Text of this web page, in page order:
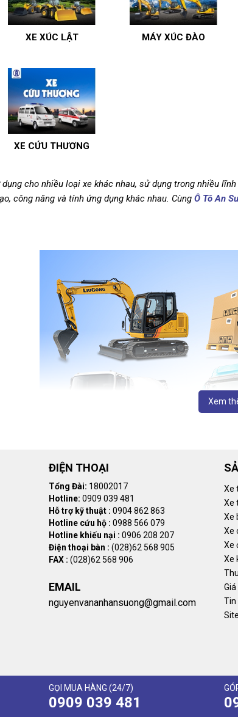
XE XÚC LẬT MÁY XÚC ĐÀO
XE CỨU THƯƠNG
cho nhiều loại xe khác nhau, sử dụng trong nhiều
công năng và tính ứng dụng khác nhau. Cùng Ô Tô An
Tổng các thương hiệu xe
chuyên dùng tiếng anh được gọi là specialized
số, cầu,... Sau đó được trang bị thêm các thùng, cẩu,
chở xăng dầu, xe bồn chở thức ăn chăn nuôi…
xe phun nhựa đường, xe bồn chở xi măng rời, xe lu,
Xem
ĐIỆN THOẠI
Tổng Đài: 18002017
Hotline: 0909 039 481
Hỗ trợ kỹ thuật : 0904 862 863
Hotline cứu hộ : 0988 566 079
Hotline khiếu nại : 0906 208 207
Điện thoại bàn : (028)62 568 905
FAX : (028)62 568 906
EMAIL
nguyenvananhansuong@gmail.com
Xe
Xe
Xe
Xe
Xe
Xe
Tin
GỌI MUA HÀNG (24/7)
0909 039 481